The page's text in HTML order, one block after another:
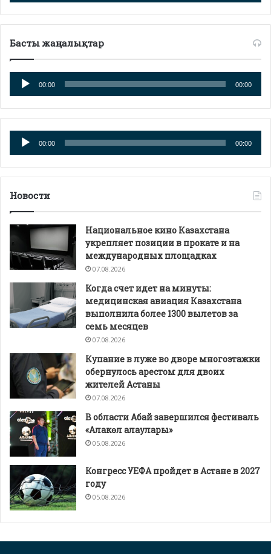
Басты жаңалықтар
Аудиоплеер
00:00 00:00
Аудиоплеер
00:00 00:00
Новости
Национальное кино Казахстана
укрепляет позиции в прокате и на
международных площадках
07.08.2026
Когда счет идет на минуты:
медицинская авиация Казахстана
выполнила более 1300 вылетов за
семь месяцев
07.08.2026
Купание в луже во дворе многоэтажки
обернулось арестом для двоих
жителей Астаны
07.08.2026
В области Абай завершился фестиваль
«Алакөл алаулары»
05.08.2026
Конгресс УЕФА пройдет в Астане в 2027
году
05.08.2026